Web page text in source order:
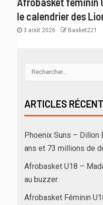
le calendrier des
3 août 2026 Basket221
ARTICLES
Phoenix Suns – Dillon
ans et 73 millions de
Afrobasket U18 –
au buzzer
Afrobasket Féminin